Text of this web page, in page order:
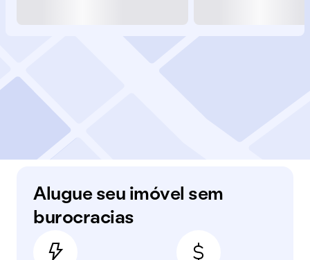
Alugue seu imóvel sem
burocracias